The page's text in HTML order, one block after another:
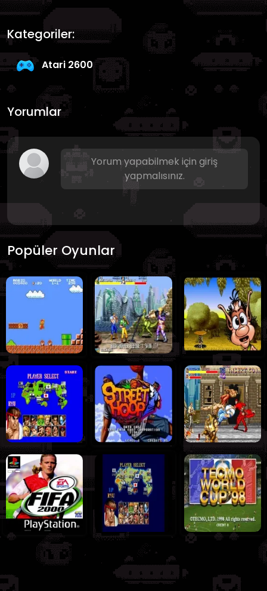
Kategoriler:
Atari 2600
Yorumlar
Yorum yapabilmek için giriş
yapmalısınız.
Popüler Oyunlar